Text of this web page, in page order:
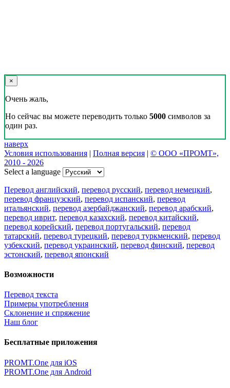
×
Очень жаль,
Но сейчас вы можете переводить только 5000 символов за
один раз.
наверх
Условия использования | Полная версия | © ООО «ПРОМТ»,
2010 - 2026
Select a language
Перевод английский, перевод русский, перевод немецкий,
перевод французский, перевод испанский, перевод
итальянский, перевод азербайджанский, перевод арабский,
перевод иврит, перевод казахский, перевод китайский,
перевод корейский, перевод португальский, перевод
татарский, перевод турецкий, перевод туркменский, перевод
узбекский, перевод украинский, перевод финский, перевод
эстонский, перевод японский
Возможности
Перевод текста
Примеры употребления
Склонение и спряжение
Наш блог
Бесплатные приложения
PROMT.One для iOS
PROMT.One для Android